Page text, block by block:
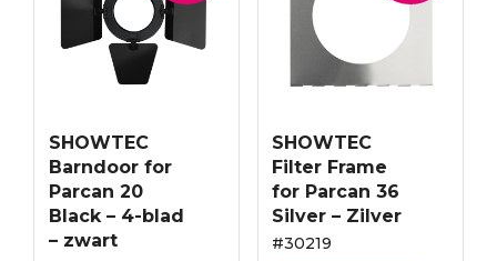
SHOWTEC
Barndoor for
Parcan 20
Black – 4-blad
– zwart
SHOWTEC
Filter Frame
for Parcan 36
Silver – Zilver
#30219